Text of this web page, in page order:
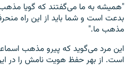
"همیشه به ما می‌گفتند که گویا
بدعت است و شما باید از این راه
مذهب ما."
این مرد می‌گوید که پیرو مذهب
است. از بهر حفظ هویت نامش را در